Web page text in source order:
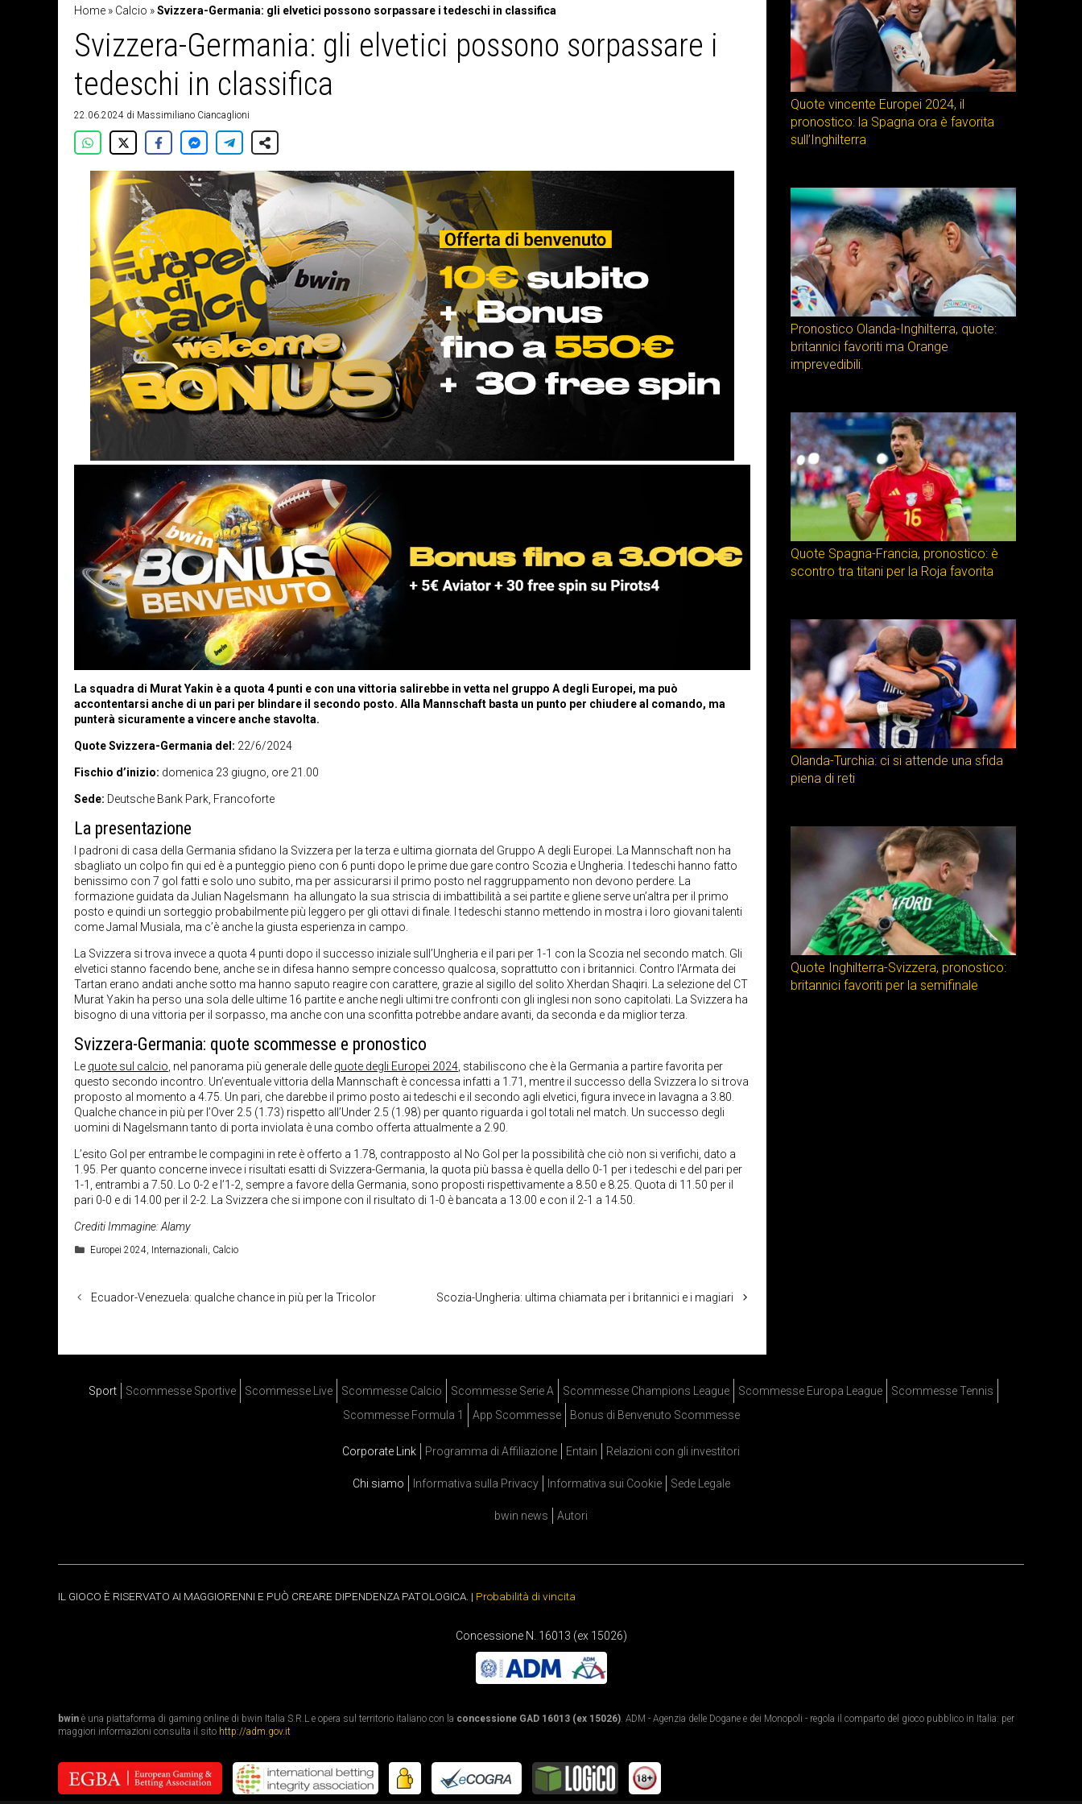
Home » Calcio »Svizzera-Germania: gli elvetici possono sorpassare i tedeschi in classifica
Svizzera-Germania: gli elvetici possono sorpassare i
tedeschi in classifica
22.06.2024 di Massimiliano Ciancaglioni
La squadra di Murat Yakin è a quota 4 punti e con una vittoria salirebbe in vetta nel gruppo A degli Europei, ma può
accontentarsi anche di un pari per blindare il secondo posto. Alla Mannschaft basta un punto per chiudere al comando, ma
punterà sicuramente a vincere anche stavolta.
Quote Svizzera-Germania del: 22/6/2024
Fischio d’inizio: domenica 23 giugno, ore 21.00
Sede: Deutsche Bank Park, Francoforte
La presentazione
I padroni di casa della Germania sfidano la Svizzera per la terza e ultima giornata del Gruppo A degli Europei. La Mannschaft non ha
sbagliato un colpo fin qui ed è a punteggio pieno con 6 punti dopo le prime due gare contro Scozia e Ungheria. I tedeschi hanno fatto
benissimo con 7 gol fatti e solo uno subito, ma per assicurarsi il primo posto nel raggruppamento non devono perdere. La
formazione guidata da Julian Nagelsmann ha allungato la sua striscia di imbattibilità a sei partite e gliene serve un’altra per il primo
posto e quindi un sorteggio probabilmente più leggero per gli ottavi di finale. I tedeschi stanno mettendo in mostra i loro giovani talenti
come Jamal Musiala, ma c’è anche la giusta esperienza in campo.
La Svizzera si trova invece a quota 4 punti dopo il successo iniziale sull’Ungheria e il pari per 1-1 con la Scozia nel secondo match. Gli
elvetici stanno facendo bene, anche se in difesa hanno sempre concesso qualcosa, soprattutto con i britannici. Contro l’Armata dei
Tartan erano andati anche sotto ma hanno saputo reagire con carattere, grazie al sigillo del solito Xherdan Shaqiri. La selezione del CT
Murat Yakin ha perso una sola delle ultime 16 partite e anche negli ultimi tre confronti con gli inglesi non sono capitolati. La Svizzera ha
bisogno di una vittoria per il sorpasso, ma anche con una sconfitta potrebbe andare avanti, da seconda e da miglior terza.
Svizzera-Germania: quote scommesse e pronostico
Le quote sul calcio , nel panorama più generale delle quote degli Europei 2024 , stabiliscono che è la Germania a partire favorita per
questo secondo incontro. Un’eventuale vittoria della Mannschaft è concessa infatti a 1.71, mentre il successo della Svizzera lo si trova
proposto al momento a 4.75. Un pari, che darebbe il primo posto ai tedeschi e il secondo agli elvetici, figura invece in lavagna a 3.80.
Qualche chance in più per l’Over 2.5 (1.73) rispetto all’Under 2.5 (1.98) per quanto riguarda i gol totali nel match. Un successo degli
uomini di Nagelsmann tanto di porta inviolata è una combo offerta attualmente a 2.90.
L’esito Gol per entrambe le compagini in rete è offerto a 1.78, contrapposto al No Gol per la possibilità che ciò non si verifichi, dato a
1.95. Per quanto concerne invece i risultati esatti di Svizzera-Germania, la quota più bassa è quella dello 0-1 per i tedeschi e del pari per
1-1, entrambi a 7.50. Lo 0-2 e l’1-2, sempre a favore della Germania, sono proposti rispettivamente a 8.50 e 8.25. Quota di 11.50 per il
pari 0-0 e di 14.00 per il 2-2. La Svizzera che si impone con il risultato di 1-0 è bancata a 13.00 e con il 2-1 a 14.50.
Crediti Immagine: Alamy
Categorie
Europei 2024, Internazionali, Calcio
Ecuador-Venezuela: qualche chance in più per la Tricolor Scozia-Ungheria: ultima chiamata per i britannici e i magiari
Quote vincente Europei 2024, il
pronostico: la Spagna ora è favorita
sull’Inghilterra
Pronostico Olanda-Inghilterra, quote:
britannici favoriti ma Orange
imprevedibili.
Quote Spagna-Francia, pronostico: è
scontro tra titani per la Roja favorita
Olanda-Turchia: ci si attende una sfida
piena di reti
Quote Inghilterra-Svizzera, pronostico:
britannici favoriti per la semifinale
Sport Scommesse Sportive Scommesse Live Scommesse Calcio Scommesse Serie A Scommesse Champions League Scommesse Europa League
Scommesse Tennis
Scommesse Formula 1
App Scommesse Bonus di Benvenuto Scommesse
Corporate Link Programma di Affiliazione Entain Relazioni con gli investitori
Chi siamo Informativa sulla Privacy Informativa sui Cookie Sede Legale
bwin news Autori
IL GIOCO È RISERVATO AI MAGGIORENNI E PUÒ CREARE DIPENDENZA PATOLOGICA. | Probabilità di vincita
Concessione N. 16013 (ex 15026)
bwin è una piattaforma di gaming online di bwin Italia S.R.L e opera sul territorio italiano con la concessione GAD 16013 (ex 15026). ADM - Agenzia delle Dogane e dei Monopoli - regola il comparto del gioco pubblico in Italia: per
maggiori informazioni consulta il sito http://adm.gov.it